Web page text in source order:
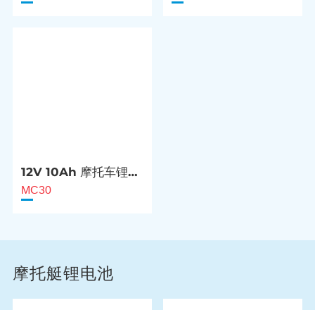
12V 10Ah 摩托车锂电
池
MC30
摩托艇锂电池